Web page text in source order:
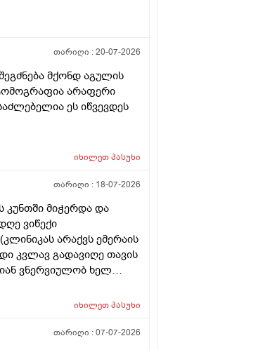
თარიღი :20-07-2026
მქონდ აგულის
არაფერი
ეს იწვევდეს
იხილეთპასუხი
თარიღი : 18-07-2026
კუნთში მიჭერდა და
ვიწექი
არაქვს ემერაის
კვლავ გადავიღე თავის
ვნერვიულობ ხელ
იხილეთპასუხი
თარიღი :07-07-2026